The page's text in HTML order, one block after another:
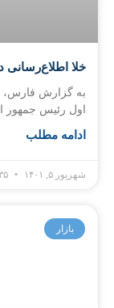
خلا اطلاع‌رسانی
به گزارش فارس،
اول رئیس جمهور
ادامه مطلب
شهریور ۵, ۱۴۰۱
بازار